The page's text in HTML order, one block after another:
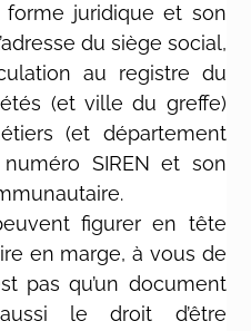
forme juridique et son
du siège social,
au registre du
(et ville du greffe)
(et département
numéro SIREN et son
figurer en tête
en marge, à vous de
pas qu’un document
le droit d’être